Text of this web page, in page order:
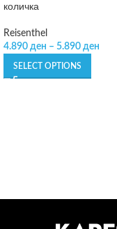
количка
Reisenthel
4.890 ден – 5.890 ден
SELECT OPTIONS